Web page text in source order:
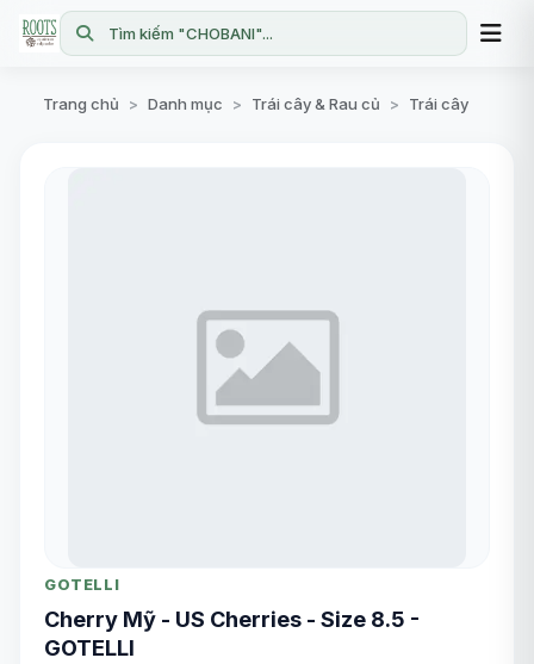
Tìm kiếm "CHOBANI"...
Trang chủ > Danh mục > Trái cây & Rau củ > Trái cây
GOTELLI
Cherry Mỹ - US Cherries - Size 8.5 -
GOTELLI